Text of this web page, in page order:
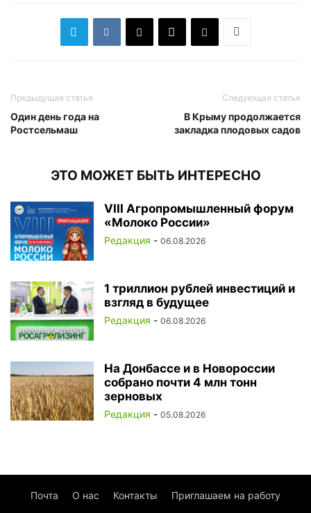
Предыдущая статья
Один день года на
Ростсельмаш
Следующая статья
В Крыму продолжается
закладка плодовых садов
ЭТО МОЖЕТ БЫТЬ ИНТЕРЕСНО
VIII Агропромышленный форум
«Молоко России»
Редакция - 06.08.2026
1 триллион рублей инвестиций и
взгляд в будущее
Редакция - 06.08.2026
На Донбассе и в Новороссии
собрано почти 4 млн тонн
зерновых
Редакция - 05.08.2026
Почта О нас Контакты Приглашаем на работу